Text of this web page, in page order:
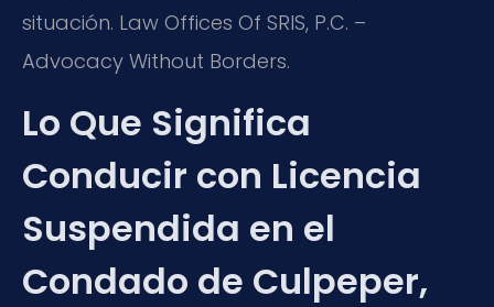
situación. Law Offices Of SRIS, P.C. –
Advocacy Without Borders.
Lo Que Significa
Conducir con Licencia
Suspendida en el
Condado de Culpeper,